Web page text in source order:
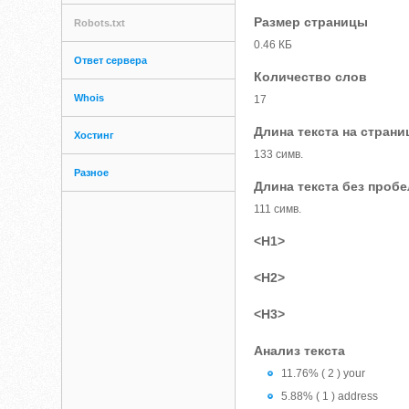
Robots.txt
Ответ сервера
Whois
Хостинг
Разное
Размер страницы
0.46 КБ
Количество слов
17
Длина текста на
133 симв.
Длина текста без
111 симв.
<H1>
<H2>
<H3>
Анализ текста
11.76% ( 2 ) your
5.88% ( 1 ) address